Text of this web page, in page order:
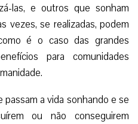
las, e outros que sonham
vezes, se realizadas, podem
é o caso das grandes
para comunidades
a vida sonhando e se
ou não conseguirem